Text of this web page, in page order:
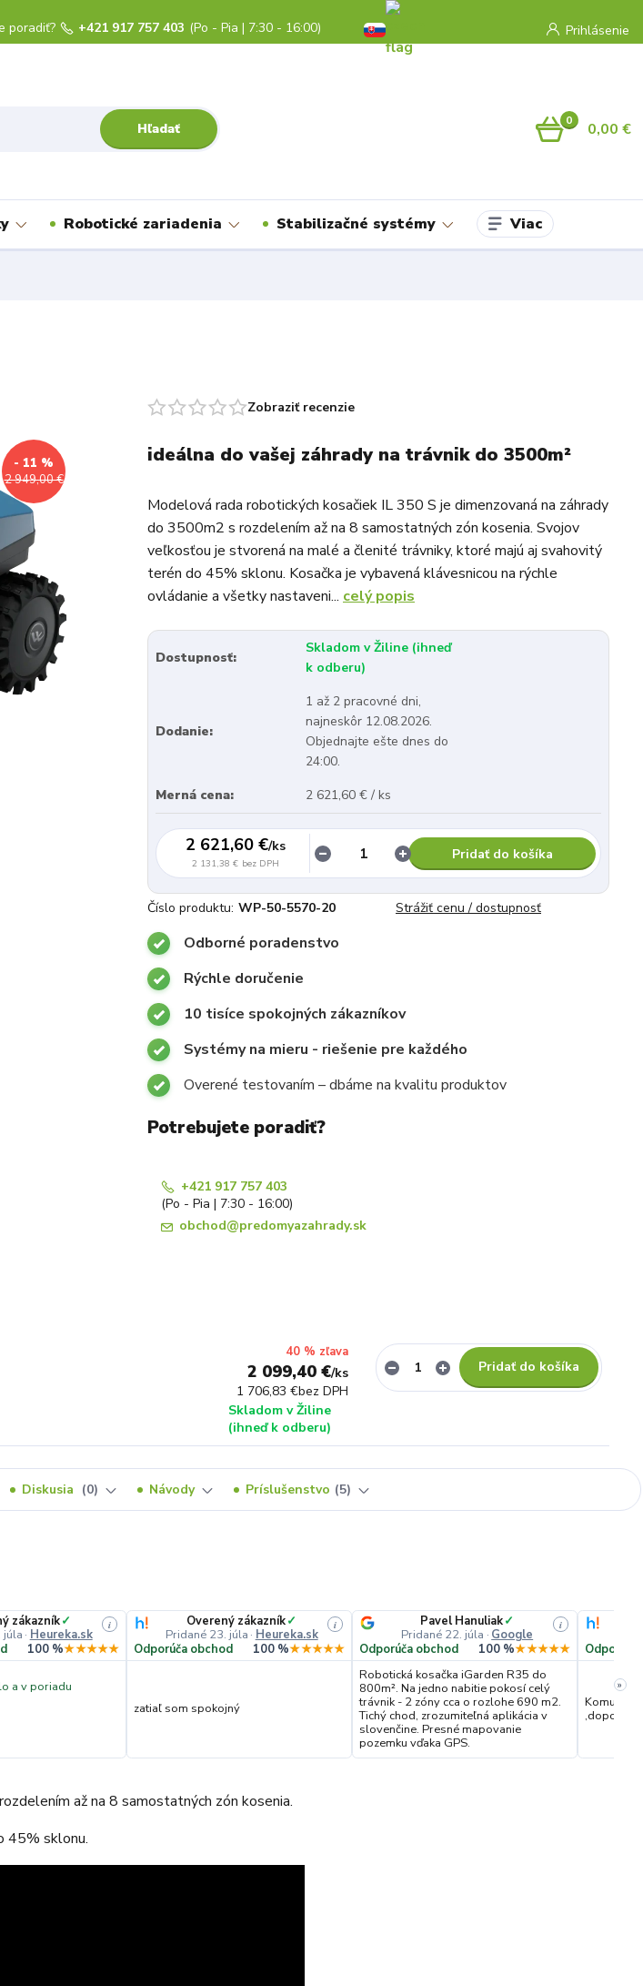
Prihlásenie
Hľadať
poradiť? +421 917 757 403 (Po - Pia | 7:30 - 16:00)
0 0,00 €
Robotické zariadenia Stabilizačné systémy Viac
2 949,00 €
- 11 %
Zobraziť recenzie
ideálna do vašej záhrady na trávnik do 3500m²
Modelová rada robotických kosačiek IL 350 S je dimenzovaná na záhrady
do 3500m2 s rozdelením až na 8 samostatných zón kosenia. Svojov
veľkosťou je stvorená na malé a členité trávniky, ktoré majú aj svahovitý
terén do 45% sklonu. Kosačka je vybavená klávesnicou na rýchle
ovládanie a všetky nastaveni... celý popis
Dostupnosť:
Skladom v Žiline (ihneď
k odberu)
Dodanie:
1 až 2 pracovné dni,
najneskôr 12.08.2026.
Objednajte ešte dnes do
24:00.
Merná cena:
2 621,60 € / ks
2 621,60 €/ks
2 131,38 € bez DPH
Pridať do košíka
Číslo produktu: WP-50-5570-20 Strážiť cenu / dostupnosť
Odborné poradenstvo
Rýchle doručenie
10 tisíce spokojných zákazníkov
Systémy na mieru - riešenie pre každého
Overené testovaním – dbáme na kvalitu produktov
Potrebujete poradiť?
+421 917 757 403
(Po - Pia | 7:30 - 16:00)
obchod@predomyazahrady.sk
40 % zľava
2 099,40 €/ks
1 706,83 €bez DPH
Skladom v Žiline
(ihneď k odberu)
Pridať do košíka
Diskusia 0 Návody Príslušenstvo 5
zákazník✓
júla · Heureka.sk
i
100 %★★★★★
a v poriadu
Overený zákazník✓
Pridané 23. júla · Heureka.sk
i
Odporúča obchod 100 %★★★★★
zatiaľ som spokojný
Pavel Hanuliak✓
Pridané 22. júla · Google
i
Odporúča obchod 100 %★★★★★
Robotická kosačka iGarden R35 do
800m². Na jedno nabitie pokosí celý
trávnik - 2 zóny cca o rozlohe 690 m2.
Tichý chod, zrozumiteľná aplikácia v
slovenčine. Presné mapovanie
pozemku vďaka GPS.
»
až na 8 samostatných zón kosenia.
45% sklonu.